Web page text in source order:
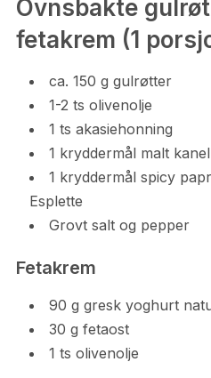
Ovnsbakte
fetakrem (1
ca. 150 g gulrøtter
1-2 ts olivenolje
1 ts akasiehonning
1 kryddermål malt kanel
1 kryddermål spicy
Esplette
Grovt salt og pepper
Fetakrem
90 g gresk yoghurt
30 g fetaost
1 ts olivenolje